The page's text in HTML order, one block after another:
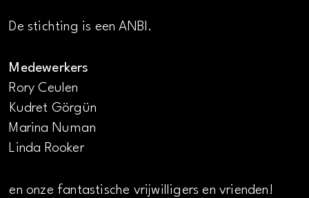
De stichting is een ANBI.
Medewerkers
Rory Ceulen
Kudret Görgün
Marina Numan
Linda Rooker
en onze fantastische vrijwilligers en vrienden!